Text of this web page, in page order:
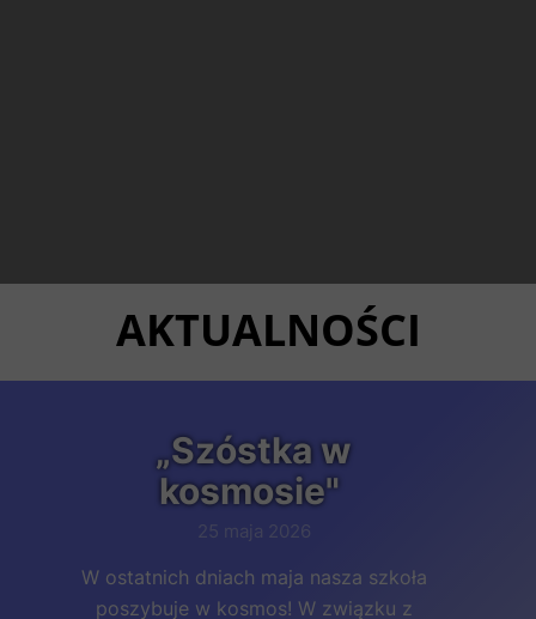
AKTUALNOŚCI
„Szóstka w
kosmosie"
25 maja 2026
W ostatnich dniach maja nasza szkoła
poszybuje w kosmos! W związku z